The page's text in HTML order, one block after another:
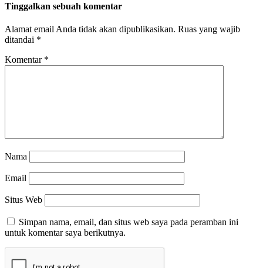
Tinggalkan sebuah komentar
Alamat email Anda tidak akan dipublikasikan. Ruas yang wajib
ditandai *
Komentar *
Nama
Email
Situs Web
Simpan nama, email, dan situs web saya pada peramban ini
untuk komentar saya berikutnya.